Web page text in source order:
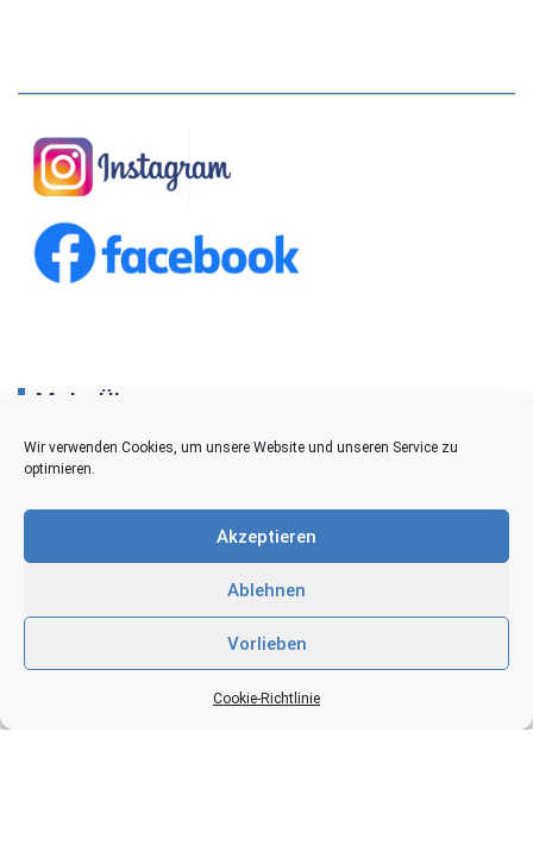
Wir verwenden Cookies, um unsere Website und unseren Service zu
optimieren.
Akzeptieren
Ablehnen
Vorlieben
Cookie-Richtlinie
Mehr Über…
Impressum
Privatsphäre und Datenschutz
Kontakt
+49 (0)7082 - 60444